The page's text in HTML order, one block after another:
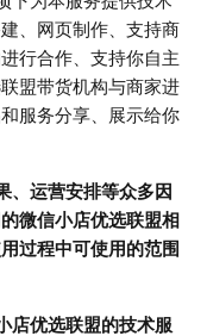
、网页制作、支持商
行合作、支持你自主
盟带货机构与商家进
服务分享、展示给你
、运营安排等众多因
微信小店优选联盟相
过程中可使用的范围
店优选联盟的技术服